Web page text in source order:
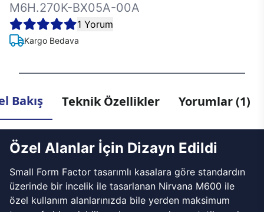
M6H.270K-BX05A-00A
1 Yorum
Kargo Bedava
Bakış Teknik Özellikler Yorumlar (1)
Özel Alanlar İçin Dizayn Edildi
Small Form Factor tasarımlı kasalara göre standardın
üzerinde bir incelik ile tasarlanan Nirvana M600 ile
özel kullanım alanlarınızda bile yerden maksimum